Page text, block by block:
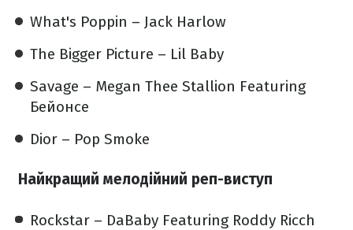
What's Poppin – Jack Harlow
The Bigger Picture – Lil Baby
Savage – Megan Thee Stallion Featuring
Бейонсе
Dior – Pop Smoke
Найкращий мелодійний реп-виступ
Rockstar – DaBaby Featuring Roddy Ricch